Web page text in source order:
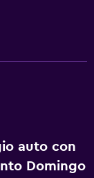
auto con
Domingo